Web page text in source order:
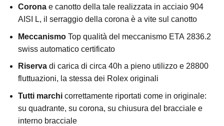
Coronae canotto della tale realizzata in acciaio 904
AISI L, il serraggio della corona è a vite sul canotto
MeccanismoTop qualità del meccanismo ETA 2836.2
swiss automatico certificato
Riservadi carica di circa 40h a pieno utilizzo e 28800
fluttuazioni, la stessa dei Rolex originali
Tutti marchi correttamente riportati come in originale:
su quadrante, su corona, su chiusura del bracciale e
interno bracciale